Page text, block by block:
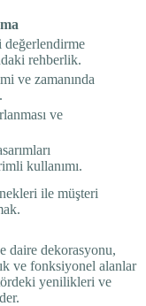
değerlendirme
rehberlik.
ve zamanında
ve
kullanımı.
ile müşteri
daire dekorasyonu,
ve fonksiyonel alanlar
yenilikleri ve